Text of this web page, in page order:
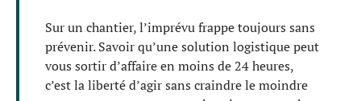
Sur un chantier, l’imprévu frappe toujours sans
prévenir. Savoir qu’une solution logistique peut
vous sortir d’affaire en moins de 24 heures,
c’est la liberté d’agir sans craindre le moindre